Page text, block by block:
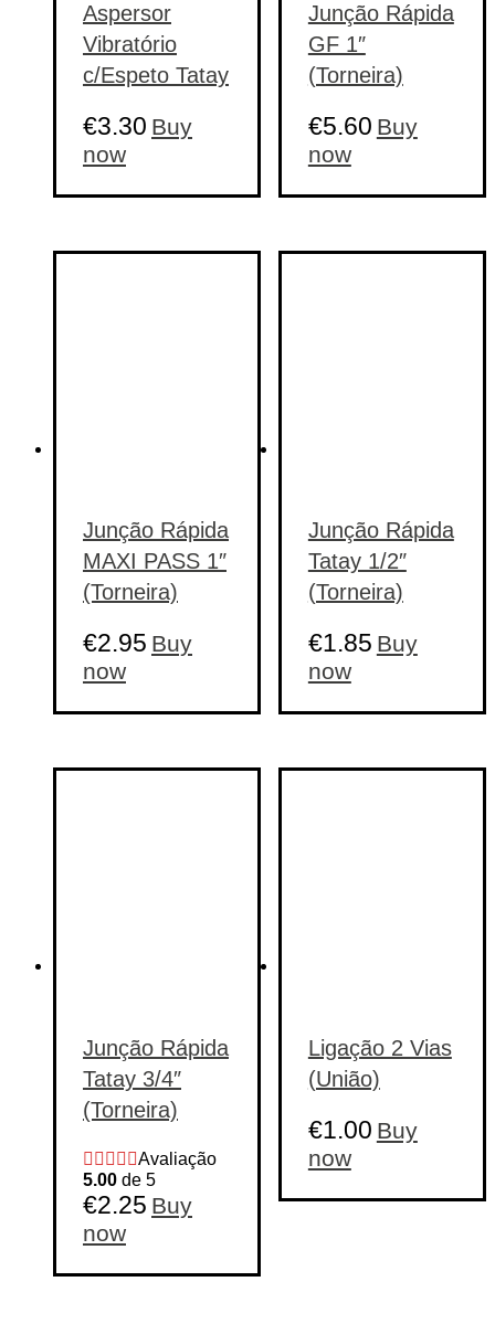
Aspersor
Vibratório
c/Espeto Tatay
€3.30 Buy
now
Junção Rápida
GF 1″
(Torneira)
€5.60 Buy
now
Junção Rápida
MAXI PASS 1″
(Torneira)
€2.95 Buy
now
Junção Rápida
Tatay 1/2″
(Torneira)
€1.85 Buy
now
Junção Rápida
Tatay 3/4″
(Torneira)
Avaliação
5.00 de 5
€2.25 Buy
now
Ligação 2 Vias
(União)
€1.00 Buy
now